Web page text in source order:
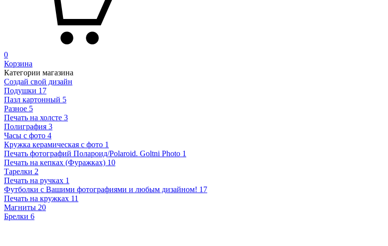
0
Корзина
Категории магазина
Создай свой дизайн
Подушки 17
Пазл картонный 5
Разное 5
Печать на холсте 3
Полиграфия 3
Часы с фото 4
Кружка керамическая с фото 1
Печать фотографий Полароид/Polaroid. Goltni Photo 1
Печать на кепках (Фуражках) 10
Тарелки 2
Печать на ручках 1
Футболки с Вашими фотографиями и любым дизайном! 17
Печать на кружках 11
Магниты 20
Брелки 6